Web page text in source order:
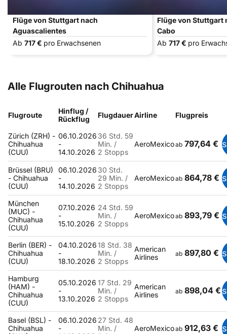
Flüge von Stuttgart nach
Aguascalientes
Ab 717 € pro Erwachsenen
Flüge von Stuttgart
Cabo
Ab 717 € pro
Alle Flugrouten nach Chihuahua
Flugroute
Hinflug /
Rückflug
FlugdauerAirline Flugpreis
Zürich (ZRH) -
Chihuahua
(CUU)
06.10.2026
-
14.10.2026
36 Std. 59
Min. /
2 Stopps
AeroMexicoab 797,64 €
Brüssel (BRU)
- Chihuahua
(CUU)
06.10.2026
-
14.10.2026
30 Std.
29 Min. /
2 Stopps
AeroMexicoab 864,78 €
München
(MUC) -
Chihuahua
(CUU)
07.10.2026
-
15.10.2026
24 Std. 59
Min. /
2 Stopps
AeroMexicoab 893,79 €
Berlin (BER) -
Chihuahua
(CUU)
04.10.2026
-
18.10.2026
18 Std. 38
Min. /
2 Stopps
American
Airlines
ab 897,80 €
Hamburg
(HAM) -
Chihuahua
(CUU)
05.10.2026
-
13.10.2026
17 Std. 29
Min. /
2 Stopps
American
Airlines
ab 898,04 €
Basel (BSL) -
Chihuahua
06.10.2026
-
27 Std. 48
Min. /
AeroMexicoab 912,63 €